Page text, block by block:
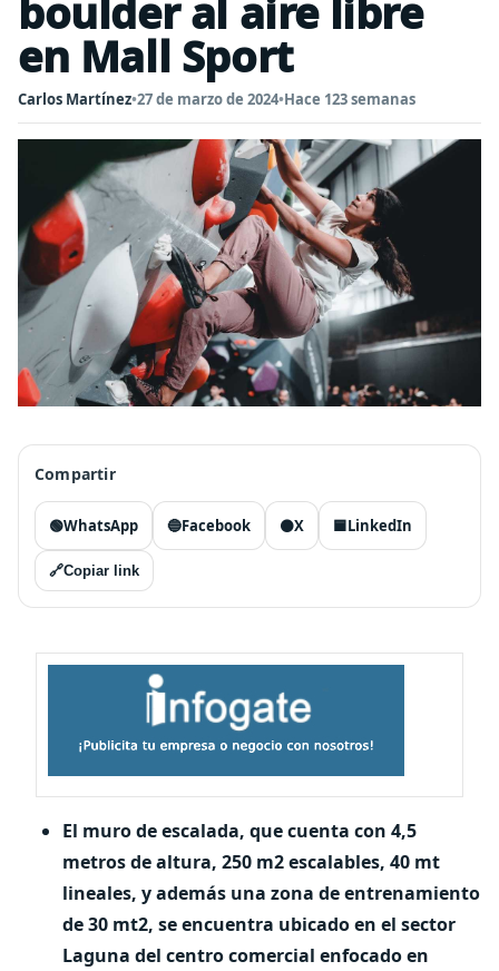
boulder al aire libre
en Mall Sport
Carlos Martínez•27 de marzo de 2024•Hace 123 semanas
Compartir
🟢WhatsApp 🔵Facebook ⚫X 🟦LinkedIn
🔗Copiar link
El muro de escalada, que cuenta con 4,5
metros de altura, 250 m2 escalables, 40 mt
lineales, y además una zona de entrenamiento
de 30 mt2, se encuentra ubicado en el sector
Laguna del centro comercial enfocado en